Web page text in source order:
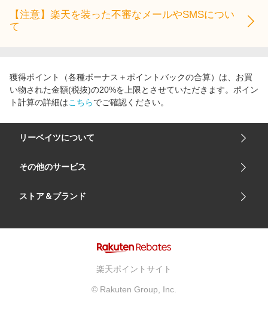
【注意】楽天を装った不審なメールやSMSについ
て
獲得ポイント（各種ボーナス＋ポイントバックの合算）は、お買
い物された金額(税抜)の20%を上限とさせていただきます。ポイン
ト計算の詳細はこちらでご確認ください。
リーベイツについて
会社概要
サイトマップ
リーベイツ ポイントアシスト
その他のサービス
楽天市場
ストア＆ブランド
楽天ポイントサイト
© Rakuten Group, Inc.